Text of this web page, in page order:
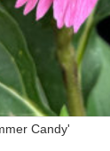
Candy'